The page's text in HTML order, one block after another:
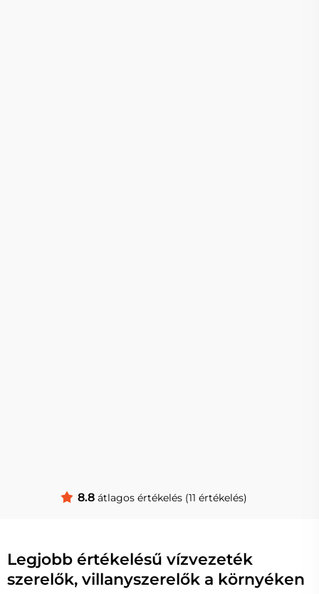
8.8átlagos értékelés (11 értékelés)
Legjobb értékelésű vízvezeték
szerelők, villanyszerelők a környéken